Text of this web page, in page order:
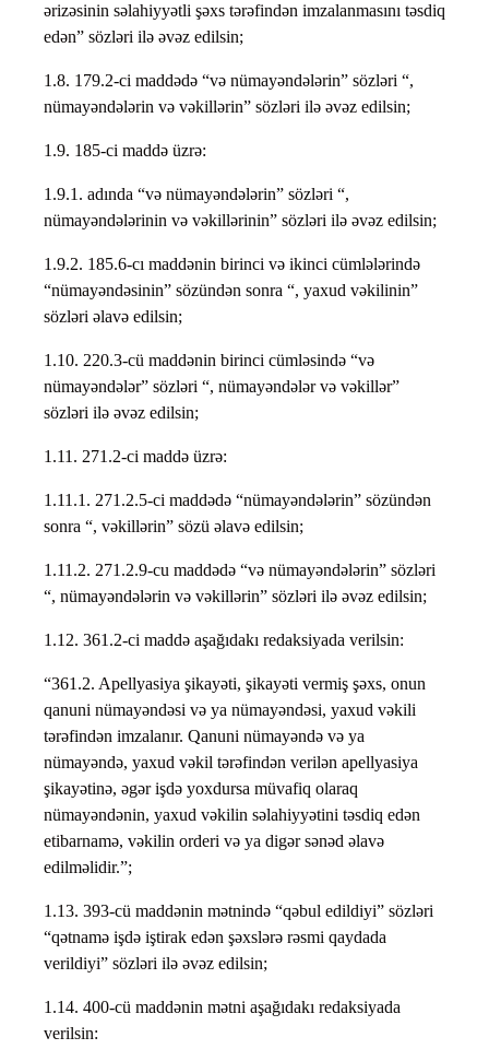
ərizəsinin səlahiyyətli şəxs tərəfindən imzalanmasını təsdiq
edən” sözləri ilə əvəz edilsin;
1.8. 179.2-ci maddədə “və nümayəndələrin” sözləri “,
nümayəndələrin və vəkillərin” sözləri ilə əvəz edilsin;
1.9. 185-ci maddə üzrə:
1.9.1. adında “və nümayəndələrin” sözləri “,
nümayəndələrinin və vəkillərinin” sözləri ilə əvəz edilsin;
1.9.2. 185.6-cı maddənin birinci və ikinci cümlələrində
“nümayəndəsinin” sözündən sonra “, yaxud vəkilinin”
sözləri əlavə edilsin;
1.10. 220.3-cü maddənin birinci cümləsində “və
nümayəndələr” sözləri “, nümayəndələr və vəkillər”
sözləri ilə əvəz edilsin;
1.11. 271.2-ci maddə üzrə:
1.11.1. 271.2.5-ci maddədə “nümayəndələrin” sözündən
sonra “, vəkillərin” sözü əlavə edilsin;
1.11.2. 271.2.9-cu maddədə “və nümayəndələrin” sözləri
“, nümayəndələrin və vəkillərin” sözləri ilə əvəz edilsin;
1.12. 361.2-ci maddə aşağıdakı redaksiyada verilsin:
“361.2. Apellyasiya şikayəti, şikayəti vermiş şəxs, onun
qanuni nümayəndəsi və ya nümayəndəsi, yaxud vəkili
tərəfindən imzalanır. Qanuni nümayəndə və ya
nümayəndə, yaxud vəkil tərəfindən verilən apellyasiya
şikayətinə, əgər işdə yoxdursa müvafiq olaraq
nümayəndənin, yaxud vəkilin səlahiyyətini təsdiq edən
etibarnamə, vəkilin orderi və ya digər sənəd əlavə
edilməlidir.”;
1.13. 393-cü maddənin mətnində “qəbul edildiyi” sözləri
“qətnamə işdə iştirak edən şəxslərə rəsmi qaydada
verildiyi” sözləri ilə əvəz edilsin;
1.14. 400-cü maddənin mətni aşağıdakı redaksiyada
verilsin: